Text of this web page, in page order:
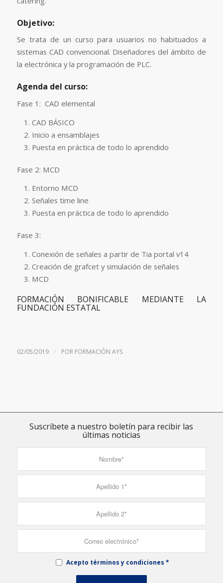
Objetivo:
Se trata de un curso para usuarios no habituados a
sistemas CAD convencional. Diseñadores del ámbito de
la electrónica y la programación de PLC.
Agenda del curso:
Fase 1: CAD elemental
CAD BÁSICO
Inicio a ensamblajes
Puesta en práctica de todo lo aprendido
Fase 2: MCD
Entorno MCD
Señales time line
Puesta en práctica de todo lo aprendido
Fase 3:
Conexión de señales a partir de Tia portal v14
Creación de grafcet y simulación de señales
MCD
FORMACIÓN BONIFICABLE MEDIANTE LA
FUNDACIÓN ESTATAL
02/05/2019 / POR FORMACIÓN AYS
Suscríbete a nuestro boletín para recibir las
últimas noticias
Acepto términos y condiciones *